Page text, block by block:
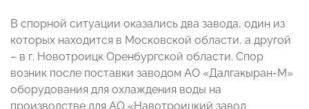
В спорной ситуации оказались два завода, один из
которых находится в Московской области, а другой
– в г. Новотроицк Оренбургской области. Спор
возник после поставки заводом АО «Далгакыран-М»
оборудования для охлаждения воды на
производстве для АО «Навотроицкий завод